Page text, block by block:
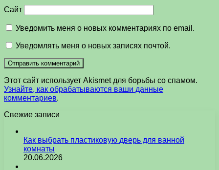
Сайт
Уведомить меня о новых комментариях по email.
Уведомлять меня о новых записях почтой.
Этот сайт использует Akismet для борьбы со спамом.
Узнайте, как обрабатываются ваши данные
комментариев.
Свежие записи
Как выбрать пластиковую дверь для ванной
комнаты
20.06.2026